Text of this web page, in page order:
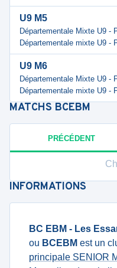
U9 M5
Départementale Mixte U9 -
Départementale mixte U9 -
U9 M6
Départementale Mixte U9 -
Départementale mixte U9 -
MATCHS BCEBM
PRÉCÉDENT
INFORMATIONS
BC EBM - Les
ou BCEBM est un
principale SENIOR